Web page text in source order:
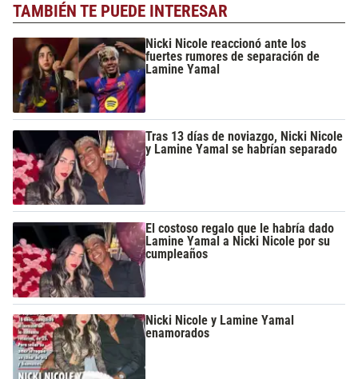
TAMBIÉN TE PUEDE INTERESAR
Nicki Nicole reaccionó ante los
fuertes rumores de separación de
Lamine Yamal
Tras 13 días de noviazgo, Nicki Nicole
y Lamine Yamal se habrían separado
El costoso regalo que le habría dado
Lamine Yamal a Nicki Nicole por su
cumpleaños
Nicki Nicole y Lamine Yamal
enamorados